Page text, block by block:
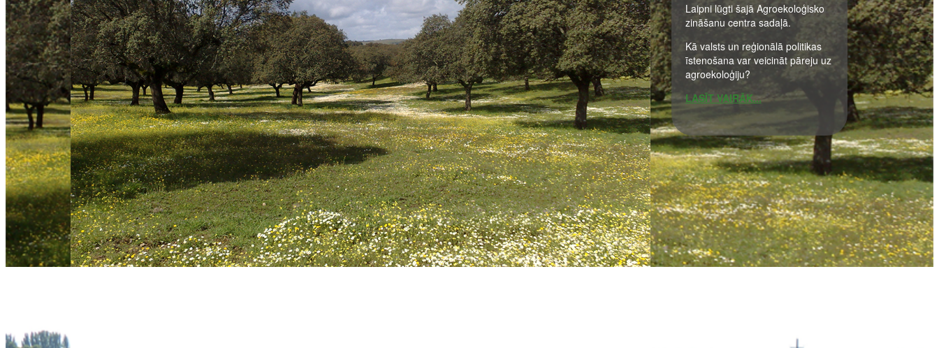
Laipni lūgti šajā Agroekoloģisko
zināšanu centra sadaļā.
Kā valsts un reģionālā politikas
īstenošana var veicināt pāreju uz
agroekoloģiju?
LASĪT VAIRĀK...